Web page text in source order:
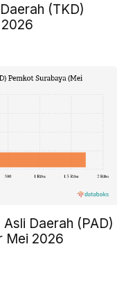
(TKD)
Daerah (PAD)
Mei 2026